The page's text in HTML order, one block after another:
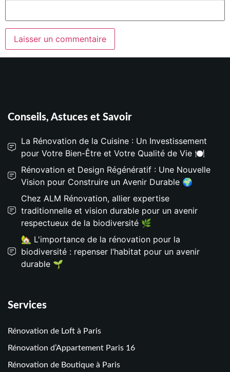
Conseils, Astuces et Savoir
La Rénovation de la Cuisine : Un Investissement
pour Votre Bien-Être et Votre Qualité de Vie 🍽️
Rénovation et Design Régénératif : Une Nouvelle
Vision pour Construire un Avenir Durable 🌍
Chez ALM Rénovation, allier expertise
traditionnelle et vision durable pour un avenir
respectueux de la biodiversité 🌿
🏡 L'importance de la rénovation pour la
biodiversité : repenser l’habitat pour un avenir
durable 🌱
Services
Rénovation de Loft à Paris
Rénovation d’Appartement Paris 16
Rénovation de Boutique à Paris